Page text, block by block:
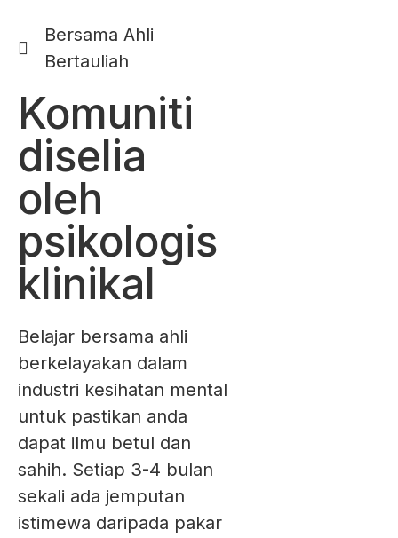
Bersama Ahli
Bertauliah
Komuniti
diselia
oleh
psikologis
klinikal
Belajar bersama ahli
berkelayakan dalam
industri kesihatan mental
untuk pastikan anda
dapat ilmu betul dan
sahih. Setiap 3-4 bulan
sekali ada jemputan
istimewa daripada pakar